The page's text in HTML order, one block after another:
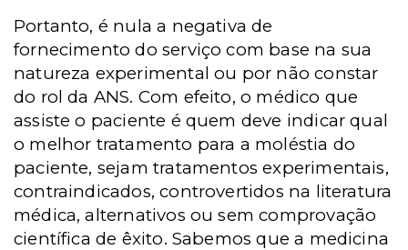
Portanto, é nula a negativa de
fornecimento do serviço com base na sua
natureza experimental ou por não constar
do rol da ANS. Com efeito, o médico que
assiste o paciente é quem deve indicar qual
o melhor tratamento para a moléstia do
paciente, sejam tratamentos experimentais,
contraindicados, controvertidos na literatura
médica, alternativos ou sem comprovação
científica de êxito. Sabemos que a medicina